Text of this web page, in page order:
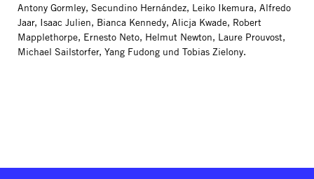
Antony Gormley, Secundino Hernández, Leiko Ikemura, Alfredo
Jaar, Isaac Julien, Bianca Kennedy, Alicja Kwade, Robert
Mapplethorpe, Ernesto Neto, Helmut Newton, Laure Prouvost,
Michael Sailstorfer, Yang Fudong und Tobias Zielony.